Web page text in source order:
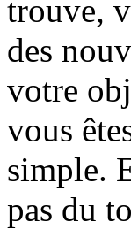
trouve,
des
votre
vous
simple.
pas du